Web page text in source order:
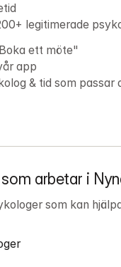
legitimerade
ett möte"
app
& tid som passar
arbetar i
som kan